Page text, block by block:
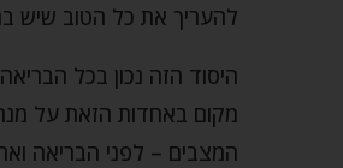
להעריך את כל הטוב שיש
היסוד הזה נכון בכל
מקום באחדות הזאת על
המצבים – לפני הבריאה